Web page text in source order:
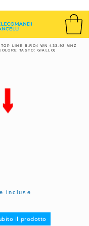
TOP LINE B.RO4 WN 433.92 MHZ
TASTO: GIALLO)
il prodotto
incluse